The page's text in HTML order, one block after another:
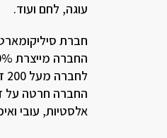
עוגה, לחם ועוד.
חברת
החברה מייצרת 100% סיליקון בטכנולוגיית ליקוויד.
לחברה מעל 200 דגמים וצורות שונות של תבניות אפייה ותבניות אפייה מסיליקון.
החברה חרטה על
אלסטיות, עובי